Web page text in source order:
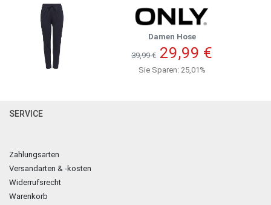
Damen Hose
39,99 € 29,99 €
Sie Sparen: 25,01%
SERVICE
Zahlungsarten
Versandarten & -kosten
Widerrufsrecht
Warenkorb